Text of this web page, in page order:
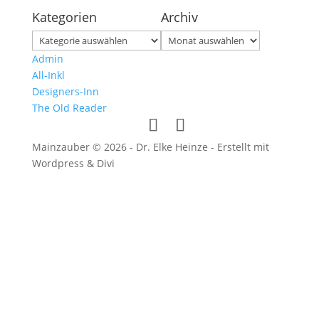
Kategorien
Kategorien
Archiv
Archiv
Admin
All-Inkl
Designers-Inn
The Old Reader
Mainzauber © 2026 - Dr. Elke Heinze - Erstellt mit
Wordpress & Divi